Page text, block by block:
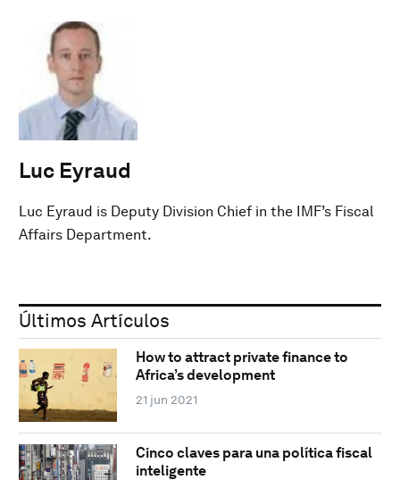
Luc Eyraud
Luc Eyraud is Deputy Division Chief in the IMF’s Fiscal
Affairs Department.
Últimos Artículos
How to attract private finance to
Africa’s development
21 jun 2021
Cinco claves para una política fiscal
inteligente